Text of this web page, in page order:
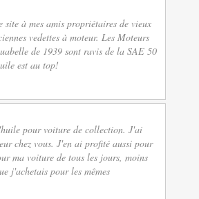
site à mes amis propriétaires de vieux
vedettes à moteur. Les Moteurs
de 1939 sont ravis de la SAE 50
est au top!
pour voiture de collection. J'ai
chez vous. J'en ai profité aussi pour
ma voiture de tous les jours, moins
j'achetais pour les mêmes